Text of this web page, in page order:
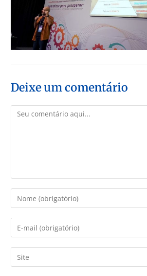
Deixe um comentário